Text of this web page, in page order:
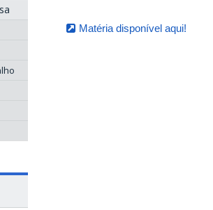
Matéria disponível aqui!